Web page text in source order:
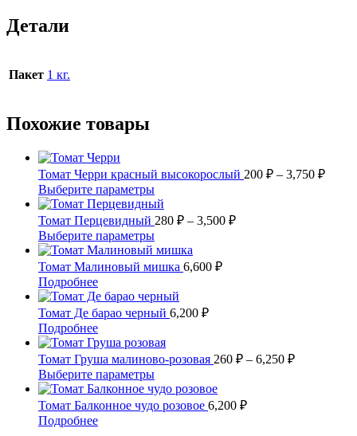
Детали
Пакет 1 кг.
Похожие товары
Томат Черри красный высокорослый 200 ₽ – 3,750 ₽
Выберите параметрыЭтот
товар
имеет
несколько
вариаций.
Опции
можно
выбрать
на
странице
Томат Перцевидный 280 ₽ – 3,500 ₽Диапазон
Выберите параметрыЭтот
товар
имеет
вариаций.
Опции
можно
на
странице
товара.
Томат Малиновый мишка 6,600 ₽
ПодробнееЭтот
товар
имеет
несколько
вариаций.
Опции
можно
выбрать
на
странице
товара.
Томат Де барао черный 6,200 ₽
ПодробнееЭтот
товар
имеет
несколько
вариаций.
Опции
можно
выбрать
Томат Груша малиново-розовая 260 ₽ – 6,250 ₽Диапазон
Выберите параметрыЭтот
товар
имеет
несколько
Томат Балконное чудо розовое 6,200 ₽
ПодробнееЭтот